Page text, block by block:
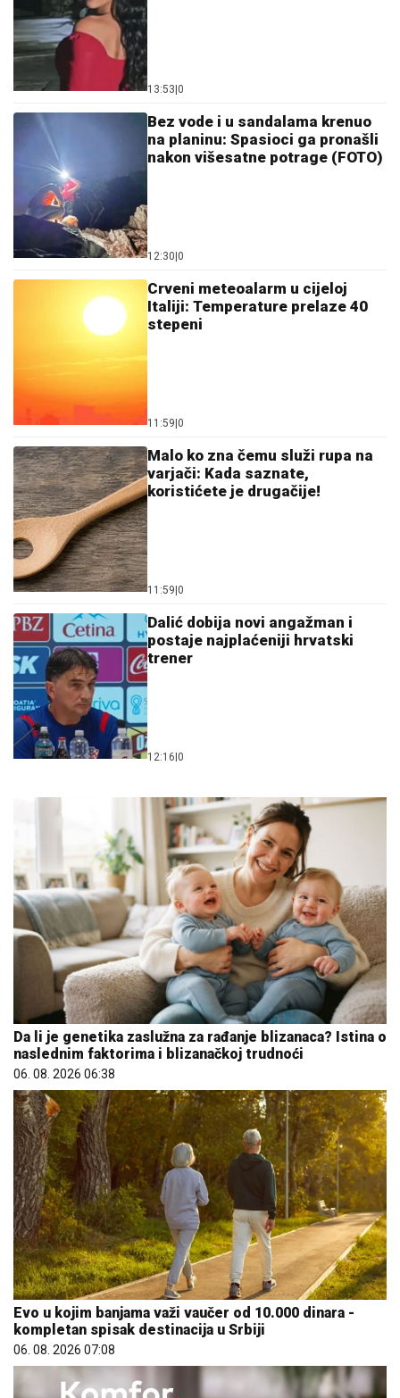
13:53 0
Bez vode i u sandalama krenuo
na planinu: Spasioci ga pronašli
nakon višesatne potrage (FOTO)
12:30 0
Crveni meteoalarm u cijeloj
Italiji: Temperature prelaze 40
stepeni
11:59 0
Malo ko zna čemu služi rupa na
varjači: Kada saznate,
koristićete je drugačije!
11:59 0
Dalić dobija novi angažman i
postaje najplaćeniji hrvatski
trener
12:16 0
Da li je genetika zaslužna za rađanje blizanaca? Istina o
naslednim faktorima i blizanačkoj trudnoći
06. 08. 2026 06:38
Evo u kojim banjama važi vaučer od 10.000 dinara -
kompletan spisak destinacija u Srbiji
06. 08. 2026 07:08